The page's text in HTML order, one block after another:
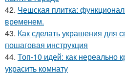
42. Чешская плитка:
временем.
43. Как сделать украшения для
пошаговая инструкция
44. Топ-10 идей: как нереально
украсить комнату